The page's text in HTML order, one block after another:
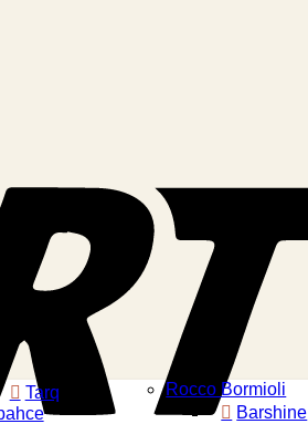
Tarq
Rocco Bormioli
Barshine